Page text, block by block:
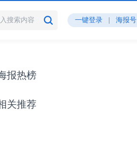
一键登录 海报号
报热榜
关推荐